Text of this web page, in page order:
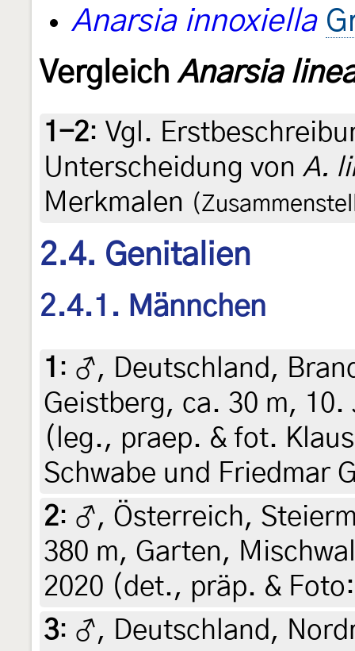
Anarsia innoxiella
VergleichAnarsia
1-2: Vgl.
Unterscheidung von A.
Merkmalen
2.4. Genitalien
2.4.1. Männchen
1 : ♂, Deutschland,
Geistberg, ca. 30 m,
(leg., praep. & fot.
Schwabe und Friedmar
2: ♂, Österreich,
380 m, Garten,
2020 (det., präp. &
3: ♂, Deutschland,